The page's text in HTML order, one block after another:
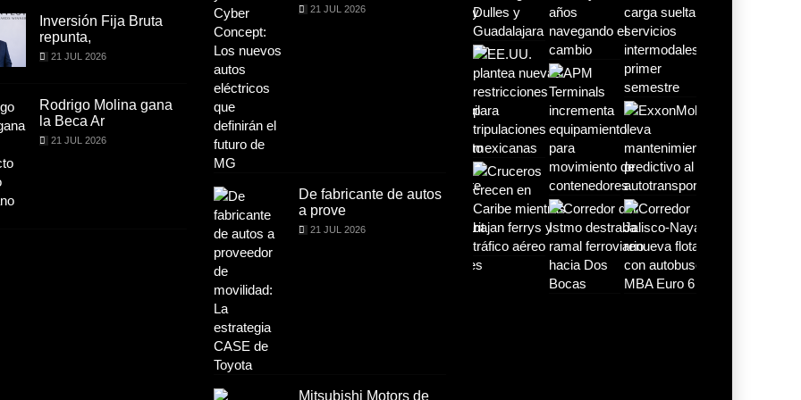
Inversión Fija Bruta
repunta,
21 JUL 2026
Rodrigo Molina gana
la Beca Ar
21 JUL 2026
Inversión Fija Bruta
repunta,
21 JUL 2026
Rodrigo Molina gana
la Beca Ar
21 JUL 2026
21 JUL 2026
De fabricante de autos
a prove
21 JUL 2026
Mitsubishi Motors de
21 JUL 2026
De fabricante de autos
a prove
21 JUL 2026